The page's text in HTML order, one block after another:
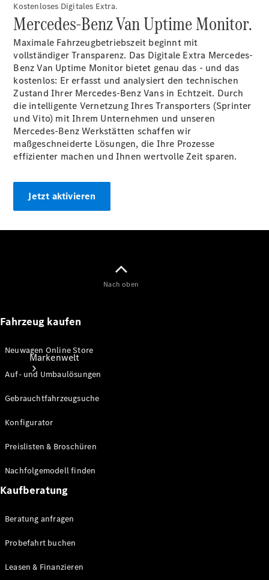
Transporter-
Services
Beratung
Mobilitätslösungen
Intelligente
Fahrzeugsteuerung
Mercedes-
Benz
Qualität
Servicetermin
vereinbaren
Standortsuche
Ladelösungen
Kundendienstmaßen
Markenwelt
Technologie
Innovationen
Kostenloses Digitales Extra.
Mercedes-Benz Van Uptime Monitor.
Maximale Fahrzeugbetriebszeit beginnt mit
vollständiger Transparenz. Das Digitale Extra Mercedes-
Benz Van Uptime Monitor bietet genau das - und das
kostenlos: Er erfasst und analysiert den technischen
Zustand Ihrer Mercedes-Benz Vans in Echtzeit. Durch
die intelligente Vernetzung Ihres Transporters (Sprinter
und Vito) mit Ihrem Unternehmen und unseren
Mercedes-Benz Werkstätten schaffen wir
maßgeschneiderte Lösungen, die Ihre Prozesse
effizienter machen und Ihnen wertvolle Zeit sparen.
Jetzt aktivieren
Nach oben
Fahrzeug kaufen
Neuwagen Online Store
Auf- und Umbaulösungen
Gebrauchtfahrzeugsuche
Konfigurator
Preislisten & Broschüren
Nachfolgemodell finden
Kaufberatung
Beratung anfragen
Probefahrt buchen
Leasen & Finanzieren